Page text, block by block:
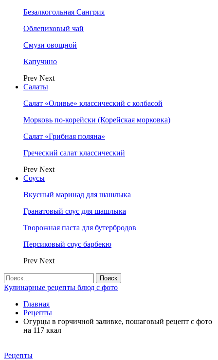
Безалкогольная Сангрия
Облепиховый чай
Смузи овощной
Капучино
Prev Next
Салаты
Салат «Оливье» классический с колбасой
Морковь по-корейски (Корейская морковка)
Салат «Грибная поляна»
Греческий салат классический
Prev Next
Соусы
Вкусный маринад для шашлыка
Гранатовый соус для шашлыка
Творожная паста для бутербродов
Персиковый соус барбекю
Prev Next
Кулинарные рецепты блюд с фото
Главная
Рецепты
Огурцы в горчичной заливке, пошаговый рецепт с фото
на 117 ккал
Рецепты